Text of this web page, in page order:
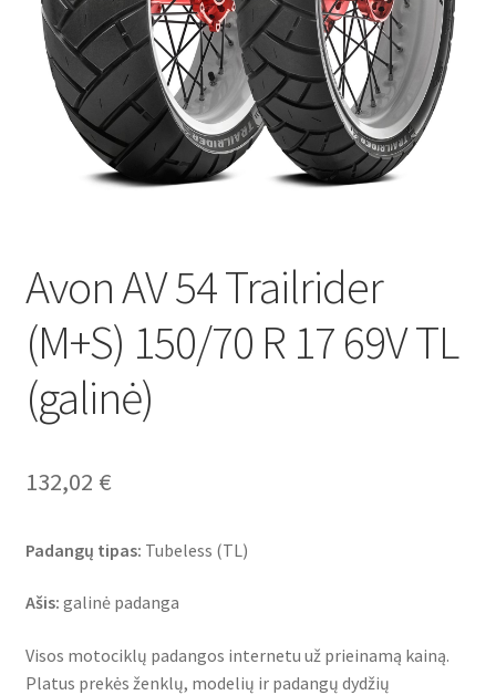
Avon AV 54 Trailrider
(M+S) 150/70 R 17 69V TL
(galinė)
132,02 €
Padangų tipas: Tubeless (TL)
Ašis: galinė padanga
Visos motociklų padangos internetu už prieinamą kainą.
Platus prekės ženklų, modelių ir padangų dydžių